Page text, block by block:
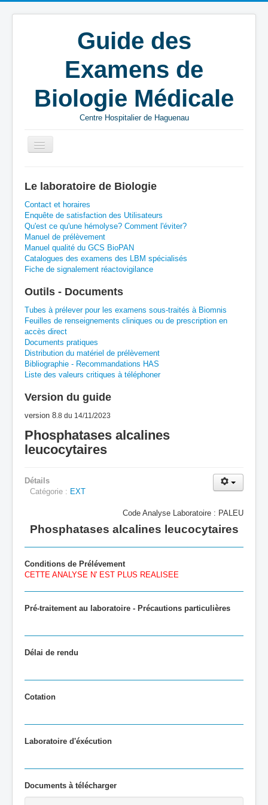
Guide des
Examens de
Biologie Médicale
Centre Hospitalier de Haguenau
Phosphatases alcalines leucocytaires
H I J K L M N O P
Q R
Le laboratoire de Biologie
Contact et horaires
Enquête de satisfaction des Utilisateurs
Qu'est ce qu'une hémolyse? Comment l'éviter?
Manuel de prélèvement
Manuel qualité du GCS BioPAN
Catalogues des examens des LBM spécialisés
Fiche de signalement réactovigilance
Outils - Documents
Tubes à prélever pour les examens sous-traités à Biomnis
Feuilles de renseignements cliniques ou de prescription en
accès direct
Documents pratiques
Distribution du matériel de prélèvement
Bibliographie - Recommandations HAS
Liste des valeurs critiques à téléphoner
Version du guide
version 8.8 du 14/11/2023
Phosphatases alcalines
leucocytaires
Détails
Catégorie : EXT
Code Analyse Laboratoire : PALEU
Phosphatases alcalines leucocytaires
Conditions de Prélévement
CETTE ANALYSE N' EST PLUS REALISEE
Pré-traitement au laboratoire - Précautions particulières
Délai de rendu
Cotation
Laboratoire d'éxécution
Documents à télécharger